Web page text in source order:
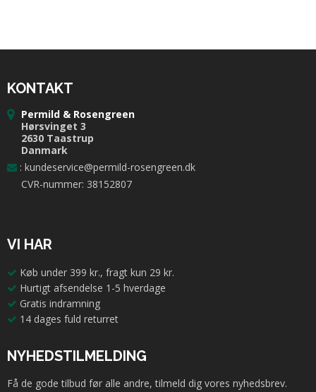
KONTAKT
Permild & Rosengreen
Hørsvinget 3
2630 Taastrup
Danmark
: kundeservice@permild-rosengreen.dk
CVR-nummer: 38152807
VI HAR
Køb under 399 kr., fragt kun 29 kr.
Hurtigt afsendelse 1-5 hverdage
Gratis indramning
14 dages fuld returret
NYHEDSTILMELDING
Få de gode tilbud før alle andre, tilmeld dig vores nyhedsbrev.